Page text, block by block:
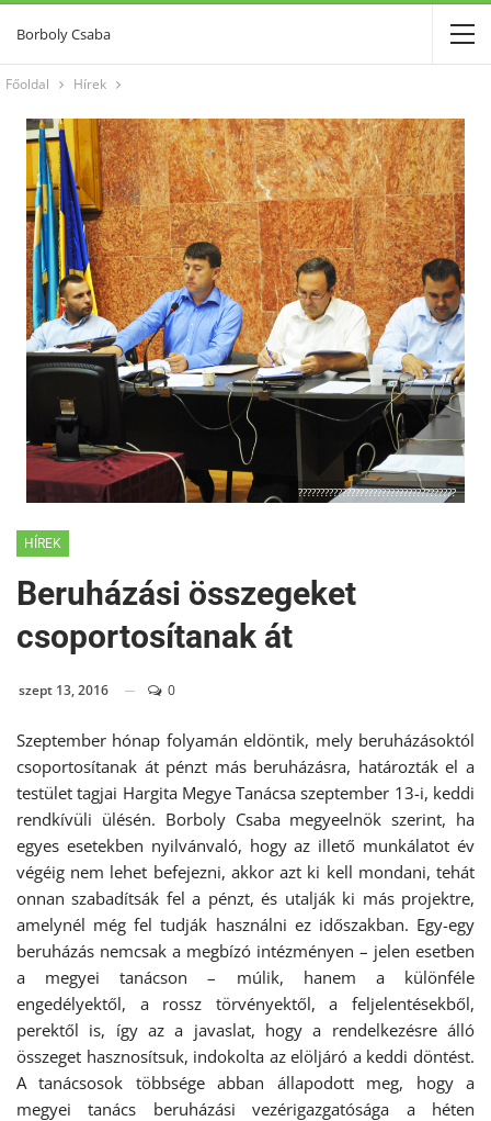
Borboly Csaba
Főoldal Hírek
????????????????????????????????????
HÍREK
Beruházási összegeket
csoportosítanak át
szept 13, 2016 0
Szeptember hónap folyamán eldöntik, mely beruházásoktól
csoportosítanak át pénzt más beruházásra, határozták el a
testület tagjai Hargita Megye Tanácsa szeptember 13-i, keddi
rendkívüli ülésén. Borboly Csaba megyeelnök szerint, ha
egyes esetekben nyilvánvaló, hogy az illető munkálatot év
végéig nem lehet befejezni, akkor azt ki kell mondani, tehát
onnan szabadítsák fel a pénzt, és utalják ki más projektre,
amelynél még fel tudják használni ez időszakban. Egy-egy
beruházás nemcsak a megbízó intézményen – jelen esetben
a megyei tanácson – múlik, hanem a különféle
engedélyektől, a rossz törvényektől, a feljelentésekből,
perektől is, így az a javaslat, hogy a rendelkezésre álló
összeget hasznosítsuk, indokolta az elöljáró a keddi döntést.
A tanácsosok többsége abban állapodott meg, hogy a
megyei tanács beruházási vezérigazgatósága a héten